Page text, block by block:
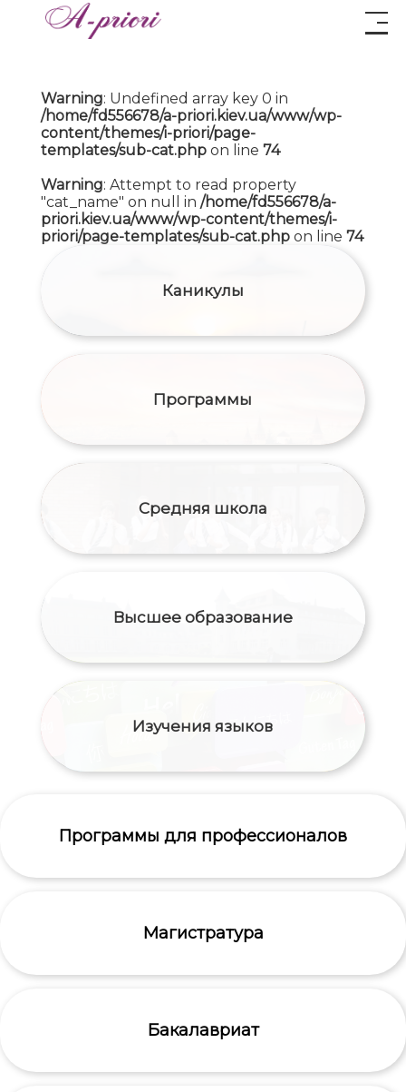
Warning: Undefined array key 0 in
/home/fd556678/a-priori.kiev.ua/www/wp-
content/themes/i-priori/page-
templates/sub-cat.phpon line 74
Warning: Attempt to read property
"cat_name" on null in /home/fd556678/a-
priori.kiev.ua/www/wp-content/themes/i-
priori/page-templates/sub-cat.phpon line 74
Каникулы
Программы
Средняя школа
Высшее образование
Изучения языков
Программы для профессионалов
Магистратура
Бакалавриат